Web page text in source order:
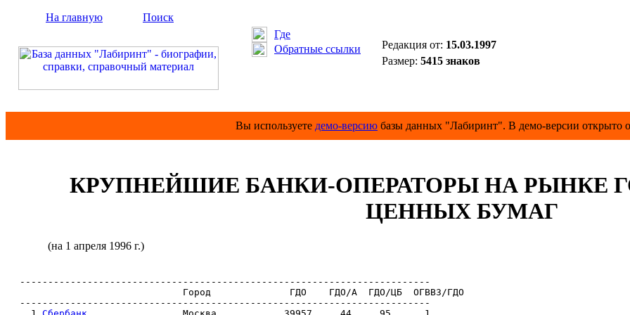
На главную
Поиск
Где
Обратные ссылки
Редакция от: 15.03.1997
Размер: 5415 знаков
Вы используете демо-версию базы данных "Лабиринт". В демо-версии открыто
КРУПНЕЙШИЕ БАНКИ-ОПЕРАТОРЫ НА РЫНКЕ
ЦЕННЫХ БУМАГ
(на 1 апреля 1996 г.)
-------------------------------------------------------------------------
                             Город              ГДО    ГДО/А  ГДО/ЦБ  ОГВВЗ/ГДО
-------------------------------------------------------------------------